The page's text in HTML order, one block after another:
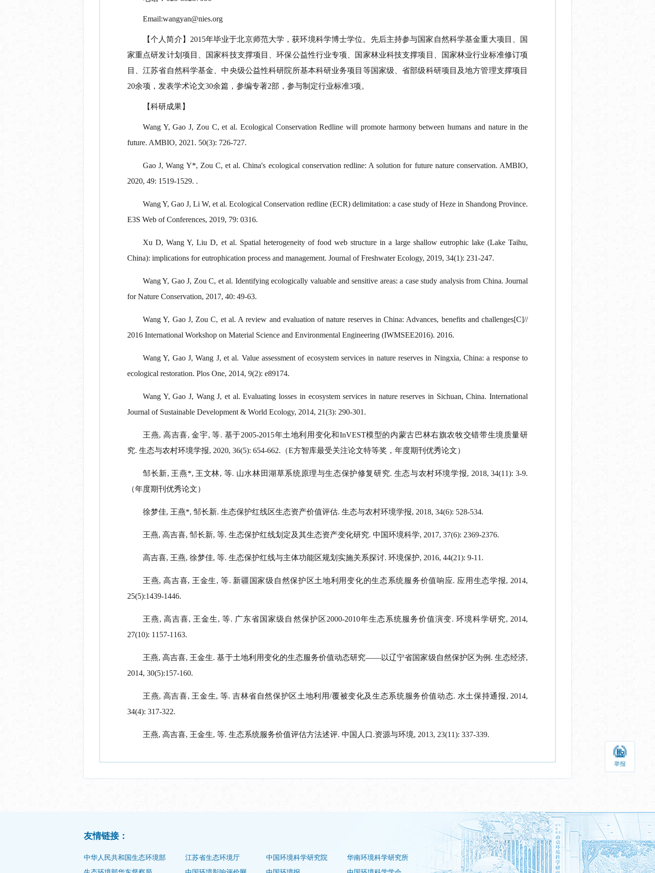
Email:wangyan@nies.org
【个人简介 】 2015年毕业于北京师范大学，获环境科学博士学位。先后主持参与国家自然科学基金重大项目、国
家重点研发计划项目、国家科技支撑项目、环保公益性行业专项、国家林业科技支撑项目、国家林业行业标准修订项
目、江苏省自然科学基金、中央级公益性科研院所基本科研业务项目等国家级、省部级科研项目及地方管理支撑项目
20余项，发表学术论文30余篇，参编专著2部，参与制定行业标准3项。
【科研成果】
Wang Y, Gao J, Zou C, et al. Ecological Conservation Redline will promote harmony between humans and nature in the
future. AMBIO, 2021. 50(3): 726-727.
Gao J, Wang Y*, Zou C, et al. China's ecological conservation redline: A solution for future nature conservation. AMBIO,
2020, 49: 1519-1529. .
Wang Y, Gao J, Li W, et al. Ecological Conservation redline (ECR) delimitation: a case study of Heze in Shandong Province.
E3S Web of Conferences, 2019, 79: 0316.
Xu D, Wang Y, Liu D, et al. Spatial heterogeneity of food web structure in a large shallow eutrophic lake (Lake Taihu,
China): implications for eutrophication process and management. Journal of Freshwater Ecology, 2019, 34(1): 231-247.
Wang Y, Gao J, Zou C, et al. Identifying ecologically valuable and sensitive areas: a case study analysis from China. Journal
for Nature Conservation, 2017, 40: 49-63.
Wang Y, Gao J, Zou C, et al. A review and evaluation of nature reserves in China: Advances, benefits and challenges[C]//
2016 International Workshop on Material Science and Environmental Engineering (IWMSEE2016). 2016.
Wang Y, Gao J, Wang J, et al. Value assessment of ecosystem services in nature reserves in Ningxia, China: a response to
ecological restoration. Plos One, 2014, 9(2): e89174.
Wang Y, Gao J, Wang J, et al. Evaluating losses in ecosystem services in nature reserves in Sichuan, China. International
Journal of Sustainable Development & World Ecology, 2014, 21(3): 290-301.
王燕, 高吉喜,金宇,等. 基于2005-2015年土地利用变化和InVEST模型的内蒙古巴林右旗农牧交错带生境质量研
究. 生态与农村环境学报, 2020, 36(5): 654-662. （E方智库最受关注论文特等奖，年度期刊优秀论文）
邹长新, 王燕*, 王文林, 等. 山水林田湖草系统原理与生态保护修复研究. 生态与农村环境学报, 2018, 34(11): 3-9.
（年度期刊优秀论文）
徐梦佳, 王燕*, 邹长新. 生态保护红线区生态资产价值评估. 生态与农村环境学报, 2018, 34(6): 528-534.
王燕, 高吉喜, 邹长新, 等. 生态保护红线划定及其生态资产变化研究. 中国环境科学, 2017, 37(6): 2369-2376.
高吉喜, 王燕, 徐梦佳, 等. 生态保护红线与主体功能区规划实施关系探讨. 环境保护, 2016, 44(21): 9-11 .
王燕,高吉喜, 王金生, 等. 新疆国家级自然保护区土地利用变化的生态系统服务价值响应. 应用生态学报, 2014,
25(5):1439-1446.
王燕,高吉喜, 王金生,等. 广东省国家级自然保护区2000-2010年生态系统服务价值演变. 环境科学研究, 2014,
27(10): 1157-1163.
王燕,高吉喜, 王金生.基于土地利用变化的生态服务价值动态研究——以辽宁省国家级自然保护区为例 . 生态经济,
2014, 30(5):157-160.
王燕, 高吉喜, 王金生, 等.吉林省自然保护区土地利用/覆被变化及生态系统服务价值动态. 水土保持通报, 2014,
34(4): 317-322.
王燕, 高吉喜, 王金生, 等. 生态系统服务价值评估方法述评. 中国人口.资源与环境, 2013, 23(11): 337-339.
友情链接：
中华人民共和国生态环境部
江苏省生态环境厅
中国环境科学研究院
华南环境科学研究所
举报